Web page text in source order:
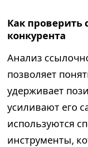
Как
конкурента
Анализ
позволяет
удерживает
усиливают его
используются
инструменты,